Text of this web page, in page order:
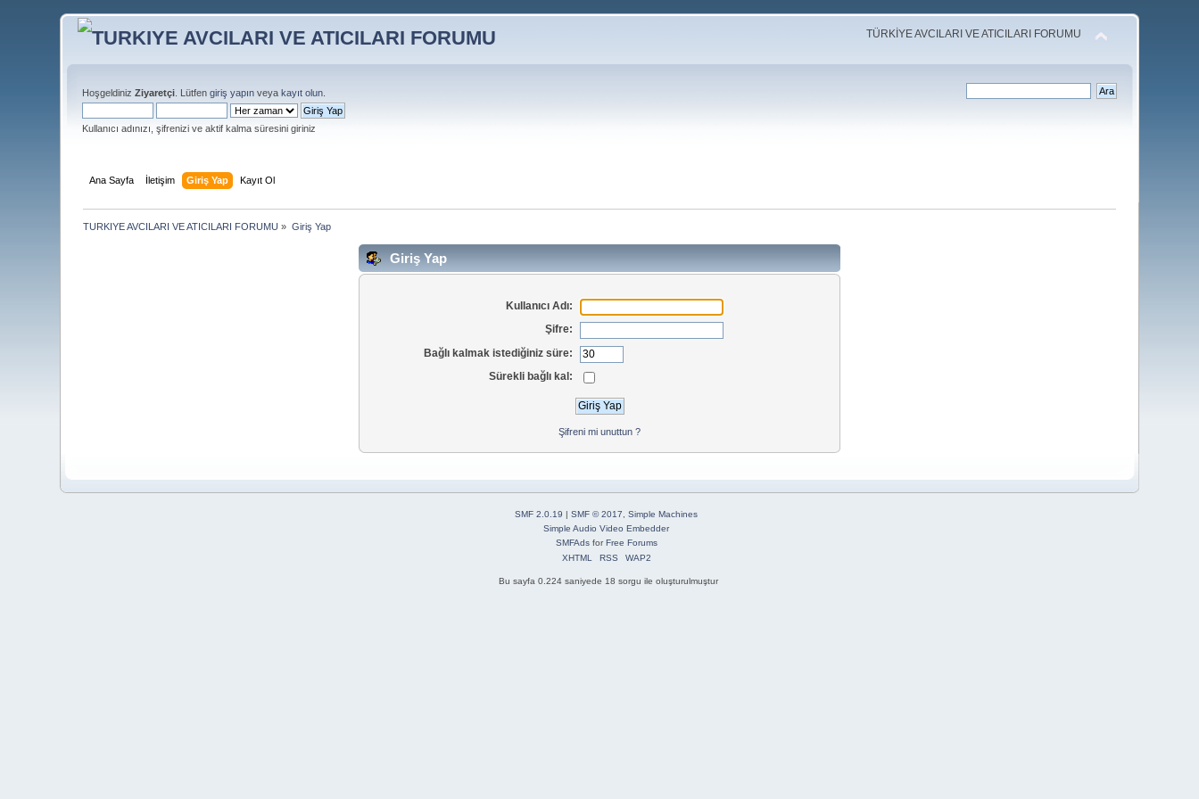
TÜRKİYE AVCILARI VE ATICILARI FORUMU
HoşgeldinizZiyaretçi . Lütfengiriş yapın veyakayıt olun
Kullanıcı adınızı, şifrenizi ve aktif kalma süresini giriniz
Ana Sayfa İletişim Giriş Yap Kayıt Ol
TURKIYE AVCILARI VE ATICILARI FORUMU » Giriş Yap
Giriş Yap
Kullanıcı Adı:
Şifre:
Bağlı kalmak istediğiniz süre:
Sürekli bağlı kal:
Şifreni mi unuttun ?
SMF 2.0.19 SMF © 2017, Simple Machines
Simple Audio Video Embedder
SMFAdsfor Free Forums
XHTML
RSS WAP2
Bu sayfa 0.224 saniyede 18 sorgu ile oluşturulmuştur